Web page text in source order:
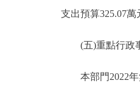
支出預算325.07
(五)重點行政事
本部門2022年